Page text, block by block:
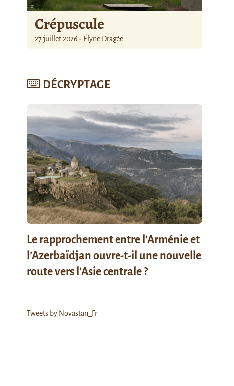
Crépuscule
27 juillet 2026 - Élyne Dragée
DÉCRYPTAGE
Le rapprochement entre l’Arménie et
l’Azerbaïdjan ouvre-t-il une nouvelle
route vers l’Asie centrale ?
Tweets by Novastan_Fr